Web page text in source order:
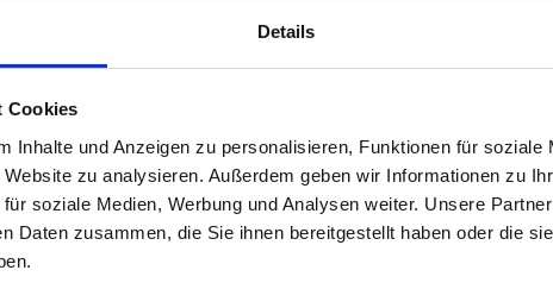
Details
Cookies
Inhalte und Anzeigen zu personalisieren, Funktionen für soziale
zu analysieren. Außerdem geben wir Informationen zu
soziale Medien, Werbung und Analysen weiter. Unsere
Daten zusammen, die Sie ihnen bereitgestellt haben oder die
möchtest in Deiner Branche
aus Deiner Branche.
Mehr
Auf unserer Plattform findest
eine Stelle in Deinem
fündig.